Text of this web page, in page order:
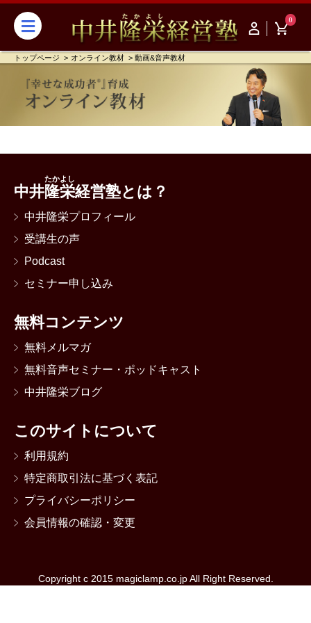
0
トップページ オンライン教材 動画&音声教材
中井隆栄
たかよし
経営塾とは？
中井隆栄プロフィール
受講生の声
Podcast
セミナー申し込み
無料コンテンツ
無料メルマガ
無料音声セミナー・ポッドキャスト
中井隆栄ブログ
このサイトについて
利用規約
特定商取引法に基づく表記
プライバシーポリシー
会員情報の確認・変更
Copyright c 2015 magiclamp.co.jp All Right Reserved.